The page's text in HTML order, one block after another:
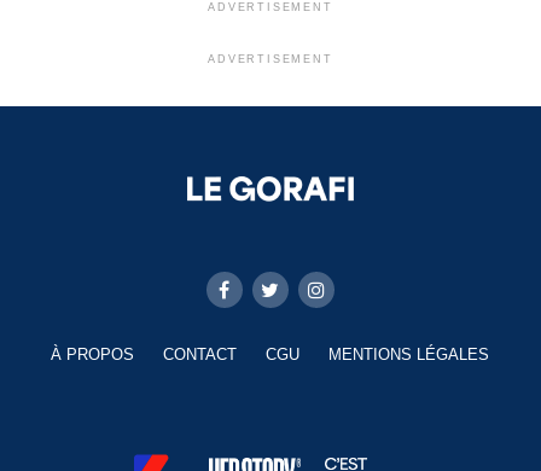
ADVERTISEMENT
ADVERTISEMENT
À PROPOS CONTACT CGU MENTIONS LÉGALES